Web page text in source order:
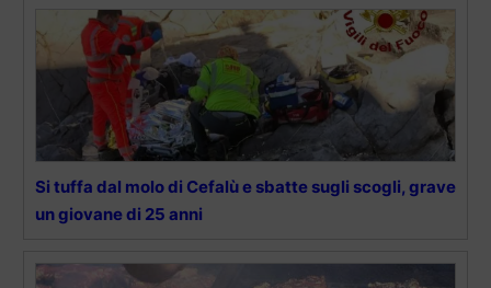
Si tuffa dal molo di Cefalù e sbatte sugli scogli, grave
un giovane di 25 anni